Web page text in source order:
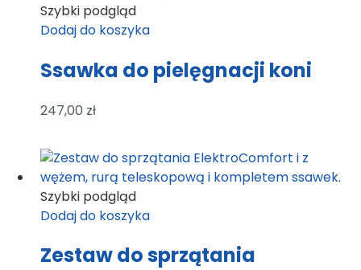
Szybki podgląd
Dodaj do koszyka
Ssawka do pielęgnacji koni
247,00 zł
Szybki podgląd
Dodaj do koszyka
Zestaw do sprzątania